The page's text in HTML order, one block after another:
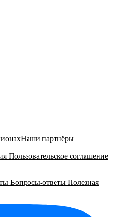
Наши партнёры
Пользовательское соглашение
Вопросы-ответы Полезная